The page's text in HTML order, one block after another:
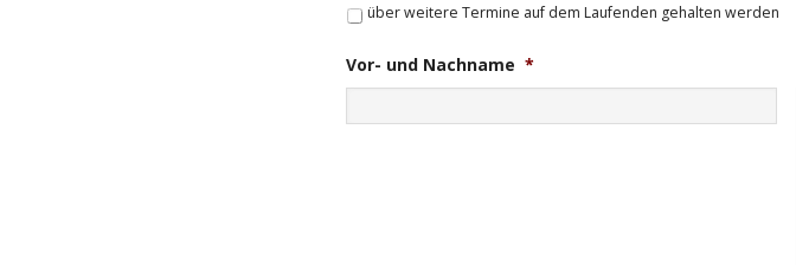
über weitere Termine auf dem Laufenden gehalten werden
Vor- und Nachname *